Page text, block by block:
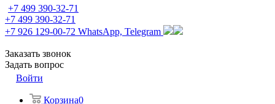
+7 499 390-32-71
+7 499 390-32-71
+7 926 129-00-72 WhatsApp, Telegram
Заказать звонок
Задать вопрос
Войти
Корзина0